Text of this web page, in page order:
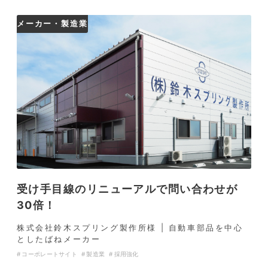
メーカー・製造業
受け手目線のリニューアルで問い合わせが
30倍！
株式会社鈴木スプリング製作所様 | 自動車部品を中心
としたばねメーカー
コーポレートサイト 製造業 採用強化